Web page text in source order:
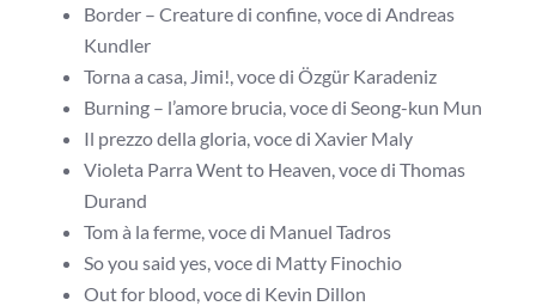
Border – Creature di confine, voce di Andreas
Kundler
Torna a casa, Jimi!, voce di Özgür Karadeniz
Burning – l’amore brucia, voce di Seong-kun Mun
Il prezzo della gloria, voce di Xavier Maly
Violeta Parra Went to Heaven, voce di Thomas
Durand
Tom à la ferme, voce di Manuel Tadros
So you said yes, voce di Matty Finochio
Out for blood, voce di Kevin Dillon